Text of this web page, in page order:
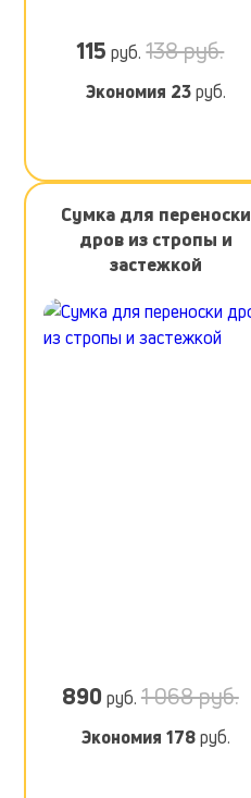
115 руб.138 руб.
Экономия 23руб.
Сумка для переноски
дров из стропы и
застежкой
890 руб. 1 068 руб.
Экономия 178руб.